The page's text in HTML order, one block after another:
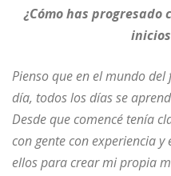
¿Cómo has
Pienso que en el mundo
día, todos los días se
Desde que comencé tenía
con gente con experiencia
ellos para crear mi propia